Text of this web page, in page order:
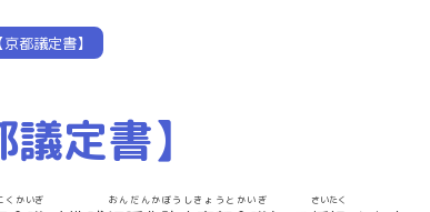
都議定書】
定書】
くかいぎ おんだんかぼうしきょうとかいぎ さいたく